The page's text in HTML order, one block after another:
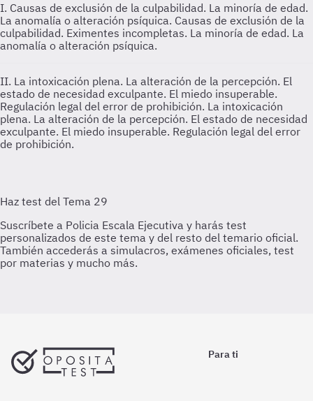
I. Causas de exclusión de la culpabilidad. La minoría de edad.
La anomalía o alteración psíquica. Causas de exclusión de la
culpabilidad. Eximentes incompletas. La minoría de edad. La
anomalía o alteración psíquica.
II. La intoxicación plena. La alteración de la percepción. El
estado de necesidad exculpante. El miedo insuperable.
Regulación legal del error de prohibición. La intoxicación
plena. La alteración de la percepción. El estado de necesidad
exculpante. El miedo insuperable. Regulación legal del error
de prohibición.
Para ti